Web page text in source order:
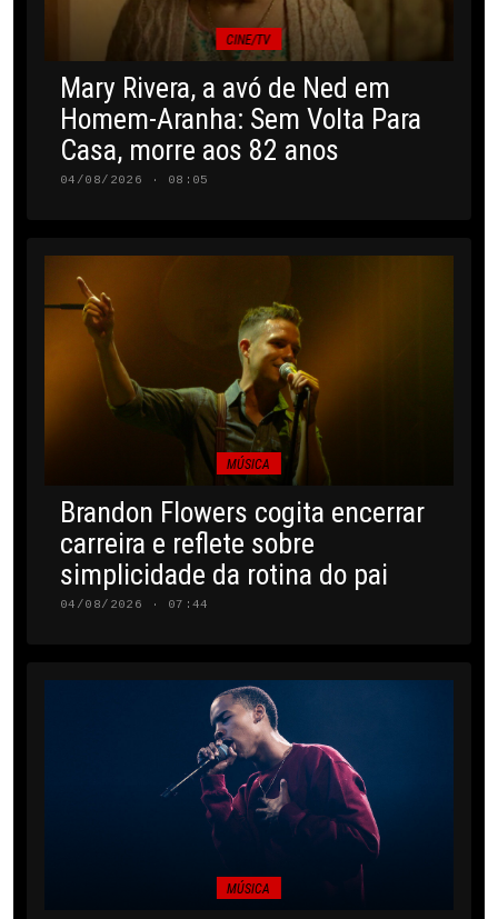
CINE/TV
Mary Rivera, a avó de Ned em
Homem-Aranha: Sem Volta Para
Casa, morre aos 82 anos
04/08/2026 · 08:05
MÚSICA
Brandon Flowers cogita encerrar
carreira e reflete sobre
simplicidade da rotina do pai
04/08/2026 · 07:44
MÚSICA